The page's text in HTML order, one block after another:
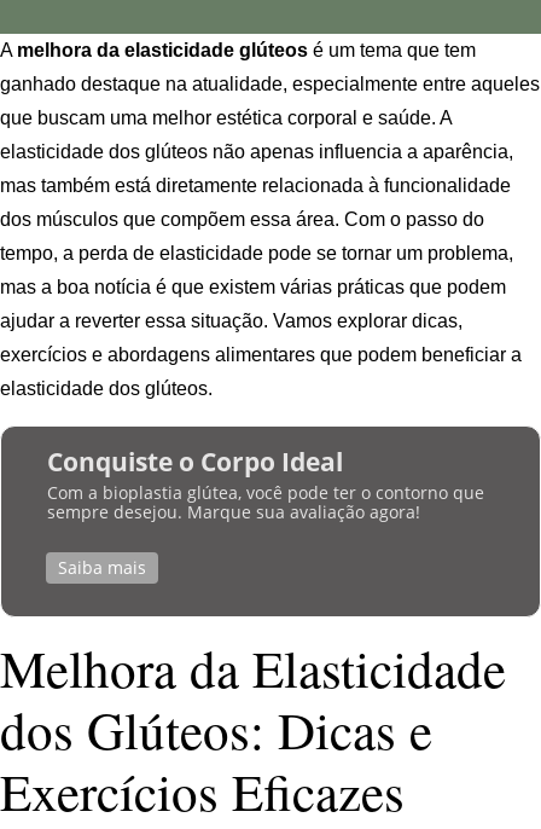
A melhora da elasticidade glúteos é um tema que tem
ganhado destaque na atualidade, especialmente entre aqueles
que buscam uma melhor estética corporal e saúde. A
elasticidade dos glúteos não apenas influencia a aparência,
mas também está diretamente relacionada à funcionalidade
dos músculos que compõem essa área. Com o passo do
tempo, a perda de elasticidade pode se tornar um problema,
mas a boa notícia é que existem várias práticas que podem
ajudar a reverter essa situação. Vamos explorar dicas,
exercícios e abordagens alimentares que podem beneficiar a
elasticidade dos glúteos.
Conquiste o Corpo Ideal
Com a bioplastia glútea, você pode ter o contorno que
sempre desejou. Marque sua avaliação agora!
Saiba mais
Melhora da Elasticidade
dos Glúteos: Dicas e
Exercícios Eficazes